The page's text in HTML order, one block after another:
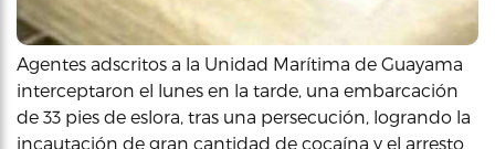
Agentes adscritos a la Unidad Marítima de Guayama
interceptaron el lunes en la tarde, una embarcación
de 33 pies de eslora, tras una persecución, logrando la
incautación de gran cantidad de cocaína y el arresto